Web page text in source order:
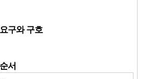
구와 구호
서